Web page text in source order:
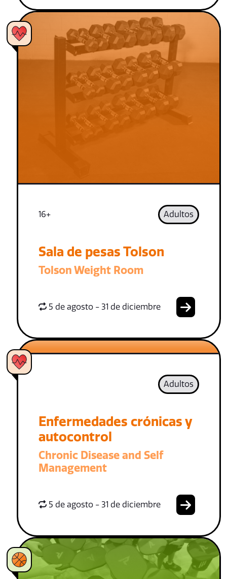
16+ Adultos
Sala de pesas Tolson
Tolson Weight Room
5 de agosto - 31 de diciembre
Adultos
Enfermedades crónicas y
autocontrol
Chronic Disease and Self
Management
5 de agosto - 31 de diciembre